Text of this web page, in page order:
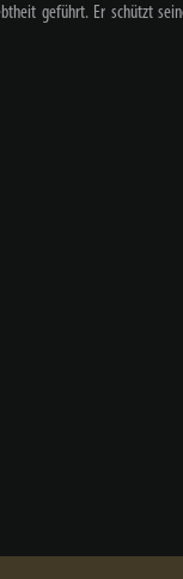
geführt. Er schützt